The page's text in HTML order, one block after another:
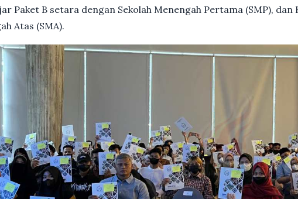
Paket B setara dengan Sekolah Menengah Pertama (SMP),
Atas (SMA).